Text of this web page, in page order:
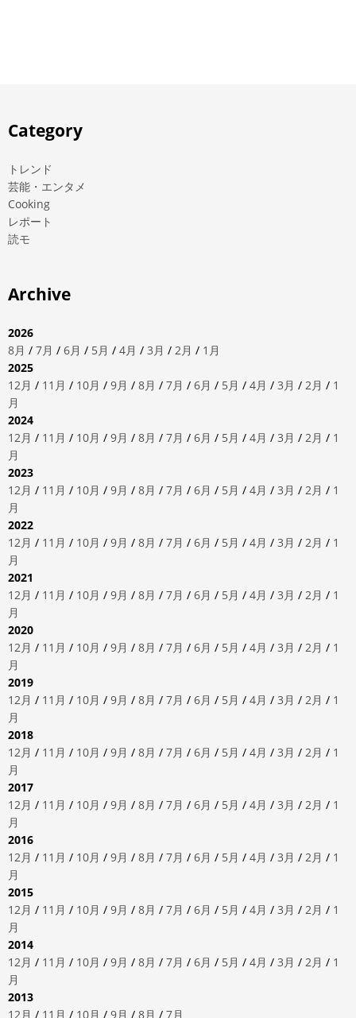
Category
トレンド
芸能・エンタメ
Cooking
レポート
読モ
Archive
2026
8月 / 7月 / 6月 / 5月 / 4月 / 3月 / 2月 / 1月
2025
12月 / 11月 / 10月 / 9月 / 8月 / 7月 / 6月 / 5月 / 4月 / 3月 / 2月 / 1
月
2024
12月 / 11月 / 10月 / 9月 / 8月 / 7月 / 6月 / 5月 / 4月 / 3月 / 2月 / 1
月
2023
12月 / 11月 / 10月 / 9月 / 8月 / 7月 / 6月 / 5月 / 4月 / 3月 / 2月 / 1
月
2022
12月 / 11月 / 10月 / 9月 / 8月 / 7月 / 6月 / 5月 / 4月 / 3月 / 2月 / 1
月
2021
12月 / 11月 / 10月 / 9月 / 8月 / 7月 / 6月 / 5月 / 4月 / 3月 / 2月 / 1
月
2020
12月 / 11月 / 10月 / 9月 / 8月 / 7月 / 6月 / 5月 / 4月 / 3月 / 2月 / 1
月
2019
12月 / 11月 / 10月 / 9月 / 8月 / 7月 / 6月 / 5月 / 4月 / 3月 / 2月 / 1
月
2018
12月 / 11月 / 10月 / 9月 / 8月 / 7月 / 6月 / 5月 / 4月 / 3月 / 2月 / 1
月
2017
12月 / 11月 / 10月 / 9月 / 8月 / 7月 / 6月 / 5月 / 4月 / 3月 / 2月 / 1
月
2016
12月 / 11月 / 10月 / 9月 / 8月 / 7月 / 6月 / 5月 / 4月 / 3月 / 2月 / 1
月
2015
12月 / 11月 / 10月 / 9月 / 8月 / 7月 / 6月 / 5月 / 4月 / 3月 / 2月 / 1
月
2014
12月 / 11月 / 10月 / 9月 / 8月 / 7月 / 6月 / 5月 / 4月 / 3月 / 2月 / 1
月
2013
12月 / 11月 / 10月 / 9月 / 8月 / 7月